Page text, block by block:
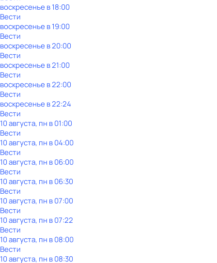
воскресенье в18:00
Вести
воскресенье в19:00
Вести
воскресенье в20:00
Вести
воскресенье в21:00
Вести
воскресенье в22:00
Вести
воскресенье в22:24
Вести
10 августа, пн в 01:00
Вести
10 августа, пн в 04:00
Вести
10 августа, пн в 06:00
Вести
10 августа, пн в 06:30
Вести
10 августа, пн в 07:00
Вести
10 августа, пн в 07:22
Вести
10 августа, пн в 08:00
Вести
10 августа, пн в 08:30